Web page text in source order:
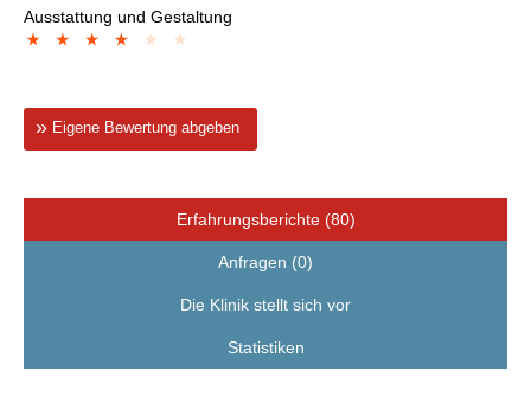
Ausstattung und Gestaltung
Eigene Bewertung abgeben
Erfahrungsberichte (80)
Anfragen (0)
Die Klinik stellt sich vor
Statistiken